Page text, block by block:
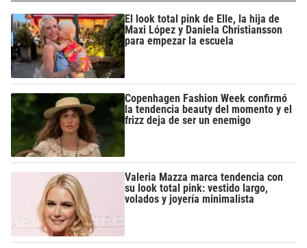
El look total pink de Elle, la hija de
Maxi López y Daniela Christiansson
para empezar la escuela
Copenhagen Fashion Week confirmó
la tendencia beauty del momento y el
frizz deja de ser un enemigo
Valeria Mazza marca tendencia con
su look total pink: vestido largo,
volados y joyería minimalista